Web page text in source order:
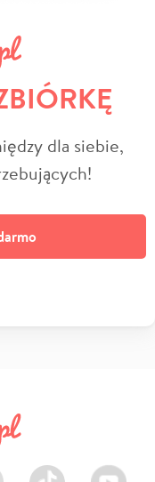
dla siebie,
TikTok Youtube